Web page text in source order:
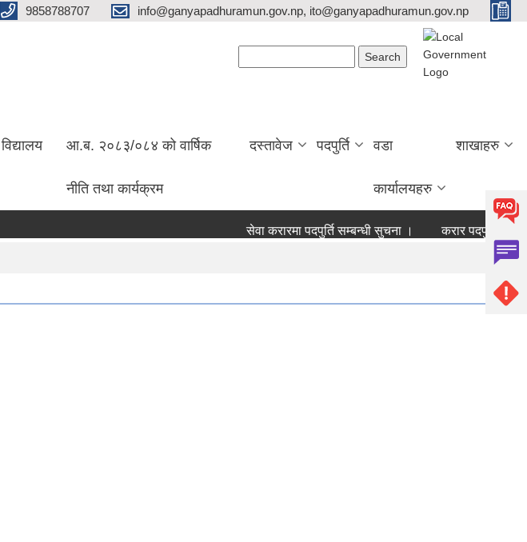
9858788707 info@ganyapadhuramun.gov.np, ito@ganyapadhuramun.gov.np
विद्यालय आ.ब. २०८३/०८४ को वार्षिक
नीति तथा कार्यक्रम
दस्तावेज पदपुर्ति वडा
कार्यालयहरु
शाखाहरु
सेवा करारमा पदपुर्ति सम्बन्धी सुचना । करार पदपुर्ति नतिजा